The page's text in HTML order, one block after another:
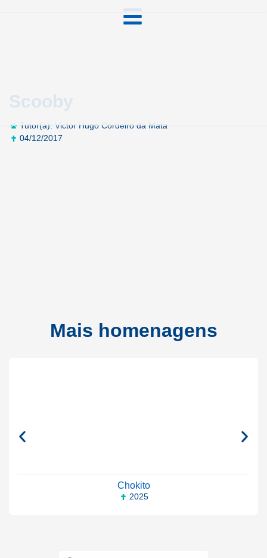
Scooby
Tutor(a): Victor Hugo Cordeiro da Mata
04/12/2017
Mais homenagens
Chokito
2025